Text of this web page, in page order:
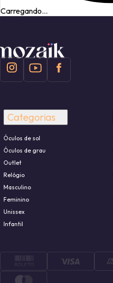
Carregando...
Categorias
Óculos de sol
Óculos de grau
Outlet
Relógio
Masculino
Feminino
Unissex
Infantil